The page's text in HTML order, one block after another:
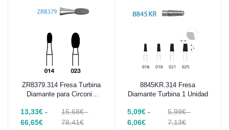
Añadir al carrito
ZR8379.314 Fresa Turbina
Diamante para Circonio
13,33€ -
66,65€
15,68€ -
78,41€
Añadir al carrito
8845KR.314 Fresa
Diamante Turbina 1 Unidad
5,09€ -
6,06€
5,99€ -
7,13€